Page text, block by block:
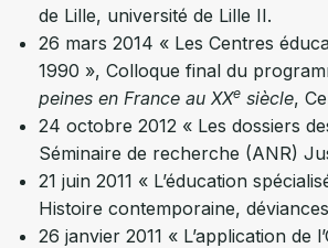
de Lille, université de Lille II.
26 mars 2014 « Les Centres
1990 », Colloque final du
peines en France au XXe siècle,
24 octobre 2012 « Les dossiers
Séminaire de recherche (ANR)
21 juin 2011 « L’éducation
Histoire contemporaine,
26 janvier 2011 « L’application